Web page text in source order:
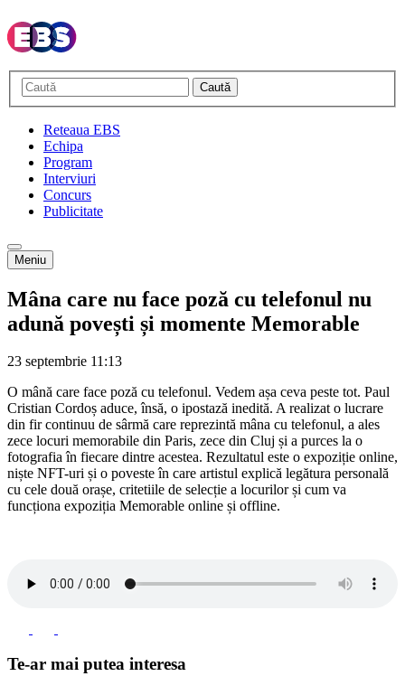
Caută
Reteaua EBS
Echipa
Program
Interviuri
Concurs
Publicitate
Meniu
Mâna care nu face poză cu telefonul nu
adună povești și momente Memorable
23 septembrie 11:13
O mână care face poză cu telefonul. Vedem așa ceva peste tot. Paul
Cristian Cordoș aduce, însă, o ipostază inedită. A realizat o lucrare
din fir continuu de sârmă care reprezintă mâna cu telefonul, a ales
zece locuri memorabile din Paris, zece din Cluj și a purces la o
fotografia în fiecare dintre acestea. Rezultatul este o expoziție online,
niște NFT-uri și o poveste în care artistul explică legătura personală
cu cele două orașe, critetiile de selecție a locurilor și cum va
funcționa expoziția Memorable online și offline.
Te-ar mai putea interesa